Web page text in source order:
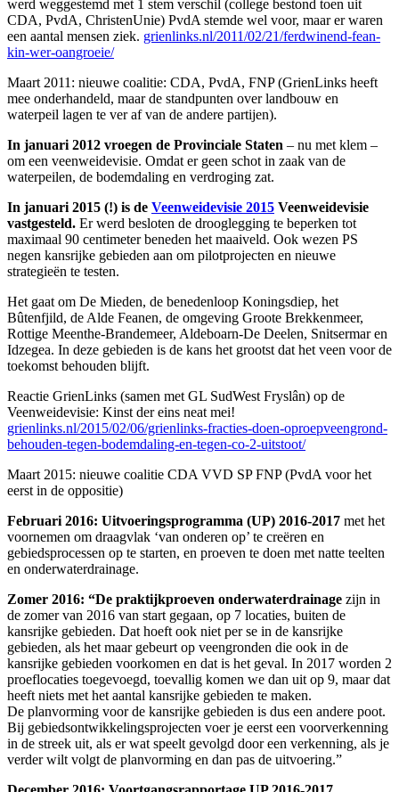
werd weggestemd met 1 stem verschil (college bestond toen uit
CDA, PvdA, ChristenUnie) PvdA stemde wel voor, maar er waren
een aantal mensen ziek. grienlinks.nl/2011/02/21/ferdwinend-fean-
kin-wer-oangroeie/
Maart 2011: nieuwe coalitie: CDA, PvdA, FNP (GrienLinks heeft
mee onderhandeld, maar de standpunten over landbouw en
waterpeil lagen te ver af van de andere partijen).
In januari 2012 vroegen de Provinciale Staten – nu met klem –
om een veenweidevisie. Omdat er geen schot in zaak van de
waterpeilen, de bodemdaling en verdroging zat.
In januari 2015 (!) is de Veenweidevisie 2015 Veenweidevisie
vastgesteld. Er werd besloten de drooglegging te beperken tot
maximaal 90 centimeter beneden het maaiveld. Ook wezen PS
negen kansrijke gebieden aan om pilotprojecten en nieuwe
strategieën te testen.
Het gaat om De Mieden, de benedenloop Koningsdiep, het
Bûtenfjild, de Alde Feanen, de omgeving Groote Brekkenmeer,
Rottige Meenthe-Brandemeer, Aldeboarn-De Deelen, Snitsermar en
Idzegea. In deze gebieden is de kans het grootst dat het veen voor de
toekomst behouden blijft.
Reactie GrienLinks (samen met GL SudWest Fryslân) op de
Veenweidevisie: Kinst der eins neat mei!
grienlinks.nl/2015/02/06/grienlinks-fracties-doen-oproepveengrond-
behouden-tegen-bodemdaling-en-tegen-co-2-uitstoot/
Maart 2015: nieuwe coalitie CDA VVD SP FNP (PvdA voor het
eerst in de oppositie)
Februari 2016: Uitvoeringsprogramma (UP) 2016-2017 met het
voornemen om draagvlak ‘van onderen op’ te creëren en
gebiedsprocessen op te starten, en proeven te doen met natte teelten
en onderwaterdrainage.
Zomer 2016: “De praktijkproeven onderwaterdrainage zijn in
de zomer van 2016 van start gegaan, op 7 locaties, buiten de
kansrijke gebieden. Dat hoeft ook niet per se in de kansrijke
gebieden, als het maar gebeurt op veengronden die ook in de
kansrijke gebieden voorkomen en dat is het geval. In 2017 worden 2
proeflocaties toegevoegd, toevallig komen we dan uit op 9, maar dat
heeft niets met het aantal kansrijke gebieden te maken.
De planvorming voor de kansrijke gebieden is dus een andere poot.
Bij gebiedsontwikkelingsprojecten voer je eerst een voorverkenning
in de streek uit, als er wat speelt gevolgd door een verkenning, als je
verder wilt volgt de planvorming en dan pas de uitvoering.”